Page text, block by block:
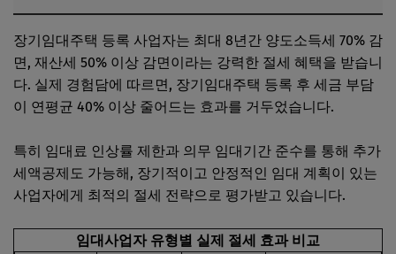
장기임대주택 등록 사업자는 최대 8년간 양도소득세 70% 감
면, 재산세 50% 이상 감면이라는 강력한 절세 혜택을 받습니
다. 실제 경험담에 따르면, 장기임대주택 등록 후 세금 부담
이 연평균 40% 이상 줄어드는 효과를 거두었습니다.
특히 임대료 인상률 제한과 의무 임대기간 준수를 통해 추가
세액공제도 가능해, 장기적이고 안정적인 임대 계획이 있는
사업자에게 최적의 절세 전략으로 평가받고 있습니다.
임대사업자 유형별 실제 절세 효과 비교